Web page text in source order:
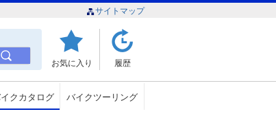
サイトマップ
お気に入り 履歴
クカタログ バイクツーリング